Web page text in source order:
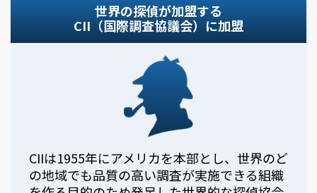
世界の探偵が加盟する
CII（国際調査協議会）に加盟
CIIは1955年にアメリカを本部とし、世界のど
の地域でも品質の高い調査が実施できる組織